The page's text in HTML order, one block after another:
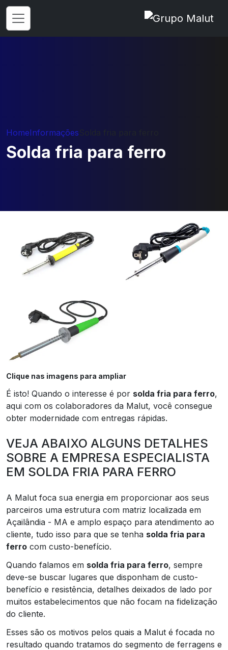
HomeInformaçõesSolda fria para ferro
Solda fria para ferro
Clique nas imagens para ampliar
É isto! Quando o interesse é por solda fria para ferro,
aqui com os colaboradores da Malut, você consegue
obter modernidade com entregas rápidas.
VEJA ABAIXO ALGUNS DETALHES
SOBRE A EMPRESA ESPECIALISTA
EM SOLDA FRIA PARA FERRO
A Malut foca sua energia em proporcionar aos seus
parceiros uma estrutura com matriz localizada em
Açailândia - MA e amplo espaço para atendimento ao
cliente, tudo isso para que se tenha solda fria para
ferro com custo-benefício.
Quando falamos em solda fria para ferro, sempre
deve-se buscar lugares que disponham de custo-
benefício e resistência, detalhes deixados de lado por
muitos estabelecimentos que não focam na fidelização
do cliente.
Esses são os motivos pelos quais a Malut é focada no
resultado quando tratamos do segmento de ferragens e